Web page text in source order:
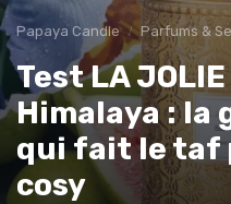
Papaya Candle Parfums &
Test LA
Himalaya : la
qui fait le taf
cosy